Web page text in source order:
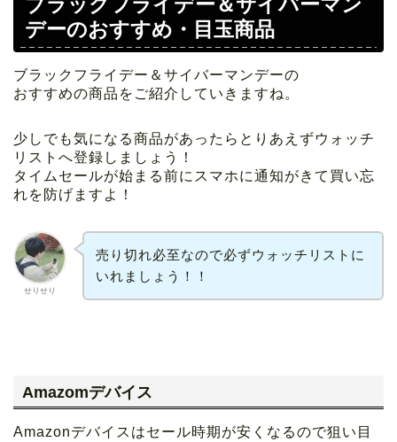
ブラックフライデー＆サイバーマン
デーのおすすめ・目玉商品
ブラックフライデー＆サイバーマンデーの
おすすめの商品をご紹介していきますね。
少しでも気になる商品があったらとりあえずウォッチ
リストへ登録しましょう！
タイムセールが始まる前にスマホに通知がきて買い忘
れを防げますよ！
せりせり
売り切れ必至なので必ずウォッチリストに
いれましょう！！
Amazomデバイス
Amazonデバイスはセール時期が安くなるので狙い目